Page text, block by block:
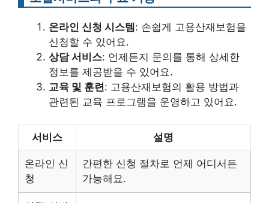
온라인 신청 시스템: 손쉽게 고용산재보험을
신청할 수 있어요.
상담 서비스: 언제든지 문의를 통해 상세한
정보를 제공받을 수 있어요.
교육 및 훈련: 고용산재보험의 활용 방법과
관련된 교육 프로그램을 운영하고 있어요.
서비스 설명
온라인 신
청
간편한 신청 절차로 언제 어디서든
가능해요.